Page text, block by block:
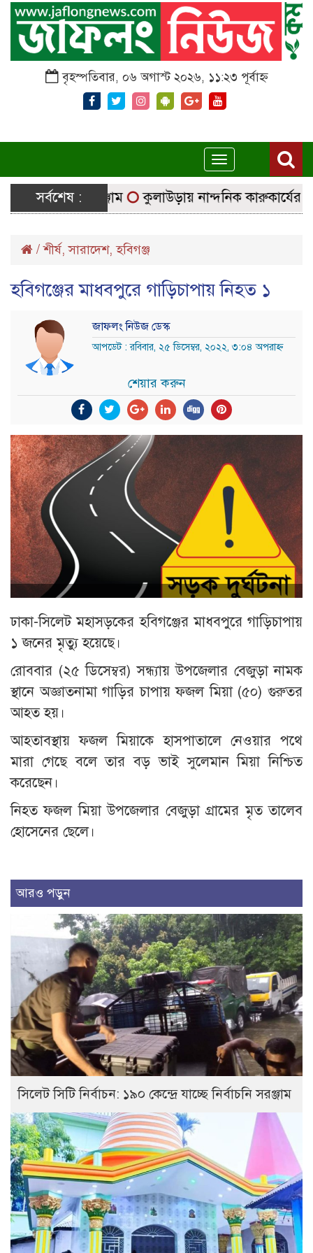
বৃহস্পতিবার, ০৬ অগাস্ট ২০২৬, ১১:২৩ পূর্বাহ্ন
Toggle
navigation
সর্বশেষ :
নির্বাচনি সরঞ্জাম কুলাউড়ায় নান্দনিক কারুকার্যের শিব
/শীর্ষ,সারাদেশ,হবিগঞ্জ
হবিগঞ্জের মাধবপুরে গাড়িচাপায় নিহত ১
জাফলং নিউজ ডেস্ক
আপডেট : রবিবার, ২৫ ডিসেম্বর, ২০২২, ৩:০৪ অপরাহ্ন
শেয়ার করুন
ঢাকা-সিলেট মহাসড়কের হবিগঞ্জের মাধবপুরে গাড়িচাপায়
১ জনের মৃত্যু হয়েছে।
রোববার (২৫ ডিসেম্বর) সন্ধ্যায় উপজেলার বেজুড়া নামক
স্থানে অজ্ঞাতনামা গাড়ির চাপায় ফজল মিয়া (৫০) গুরুতর
আহত হয়।
আহতাবস্থায় ফজল মিয়াকে হাসপাতালে নেওয়ার পথে
মারা গেছে বলে তার বড় ভাই সুলেমান মিয়া নিশ্চিত
করেছেন।
নিহত ফজল মিয়া উপজেলার বেজুড়া গ্রামের মৃত তালেব
হোসেনের ছেলে।
আরও পড়ুন
সিলেট সিটি নির্বাচন: ১৯০ কেন্দ্রে যাচ্ছে নির্বাচনি সরঞ্জাম